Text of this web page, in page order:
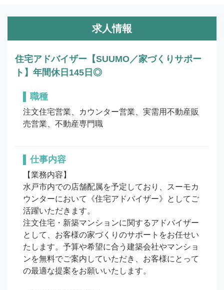
求人情報
住宅アドバイザー【SUUMO／家づくりサポー
ト】年間休日145日◎
職種
注文住宅営業、カウンター営業、実需用不動産販
売営業、不動産専門職
仕事内容
【業務内容】
水戸市内での店舗配属を予定しており、スーモカ
ウンターにおいて《住宅アドバイザー》としてご
活躍いただきます。
注文住宅・新築マンションに関するアドバイザー
として、お客様の家づくりのサポートをお任せい
たします。予算や希望に合う建築会社やマンショ
ンを無料でご案内していただき、お客様にとって
の最適な提案をお願いいたします。